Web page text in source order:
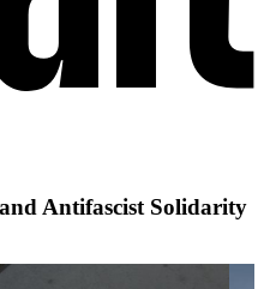
Antifascist Solidarity